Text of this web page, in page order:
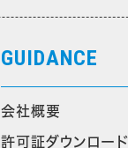
GUIDANCE
会社概要
許可証ダウンロード